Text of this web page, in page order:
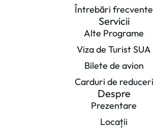
Întrebări frecvente
Servicii
Alte Programe
Viza de Turist SUA
Bilete de avion
Carduri de reduceri
Despre
Prezentare
Locații